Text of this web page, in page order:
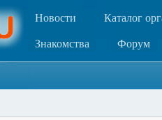
Новости Каталог
Знакомства Форум